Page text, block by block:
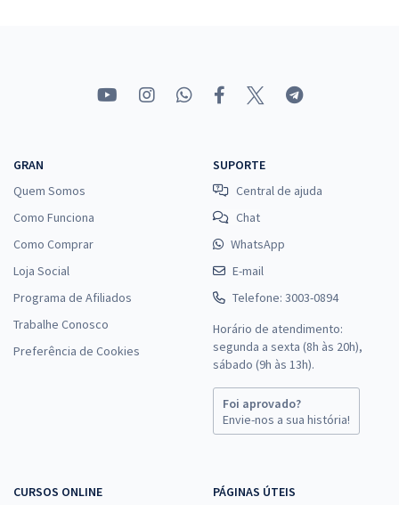
GRAN
Quem Somos
Como Funciona
Como Comprar
Loja Social
Programa de Afiliados
Trabalhe Conosco
Preferência de Cookies
SUPORTE
Central de ajuda
Chat
WhatsApp
E-mail
Telefone: 3003-0894
Horário de atendimento:
segunda a sexta (8h às 20h),
sábado (9h às 13h).
Foi aprovado?
Envie-nos a sua história!
CURSOS ONLINE PÁGINAS ÚTEIS